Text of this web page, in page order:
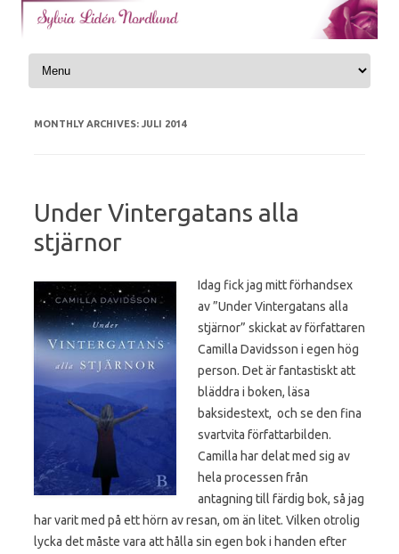
Skip to content
MONTHLY ARCHIVES: JULI 2014
Under Vintergatans alla
stjärnor
Idag fick jag mitt förhandsex
av ”Under Vintergatans alla
stjärnor” skickat av författaren
Camilla Davidsson i egen hög
person. Det är fantastiskt att
bläddra i boken, läsa
baksidestext, och se den fina
svartvita författarbilden.
Camilla har delat med sig av
hela processen från
antagning till färdig bok, så jag
har varit med på ett hörn av resan, om än litet. Vilken otrolig
lycka det måste vara att hålla sin egen bok i handen efter